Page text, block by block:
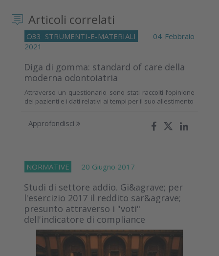
Articoli correlati
O33 STRUMENTI-E-MATERIALI
04 Febbraio
2021
Diga di gomma: standard of care della
moderna odontoiatria
Attraverso un questionario sono stati raccolti l’opinione
dei pazienti e i dati relativi ai tempi per il suo allestimento
Approfondisci
NORMATIVE 20 Giugno 2017
Studi di settore addio. Gi&agrave; per
l'esercizio 2017 il reddito sar&agrave;
presunto attraverso i "voti"
dell'indicatore di compliance